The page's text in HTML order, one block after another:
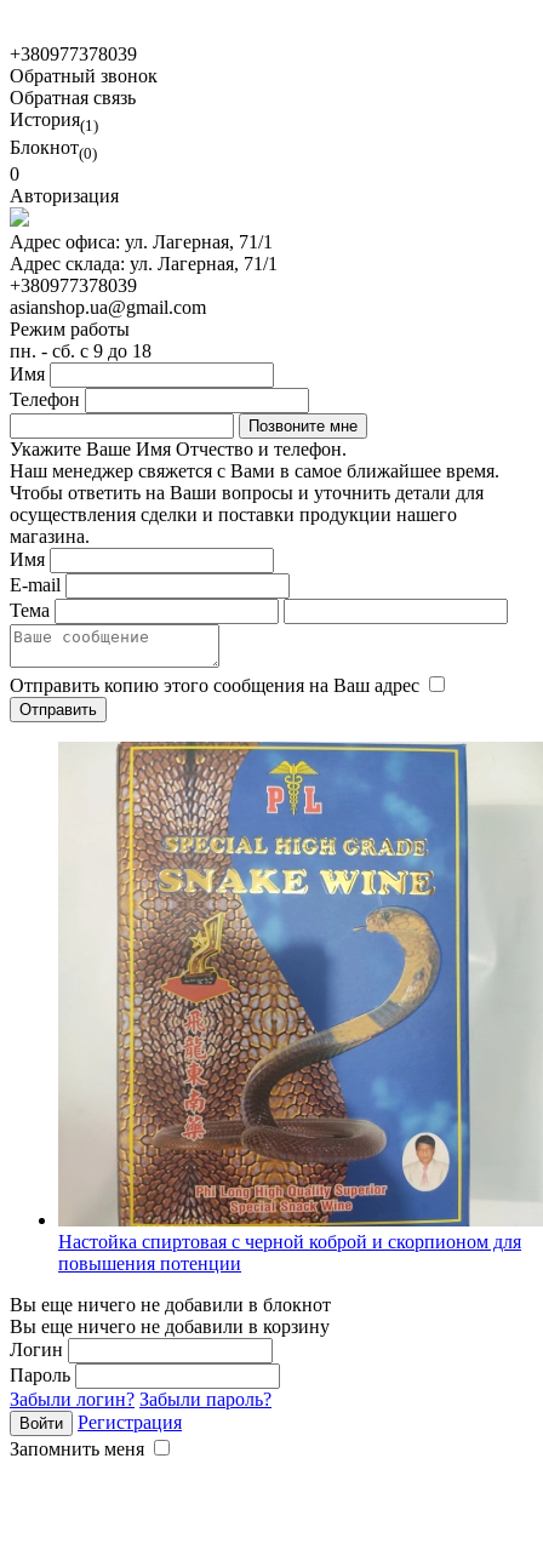
+380977378039
Обратный звонок
Обратная связь
История(1)
Блокнот(0)
0
Авторизация
Адрес офиса: ул. Лагерная, 71/1
Адрес склада: ул. Лагерная, 71/1
+380977378039
asianshop.ua@gmail.com
Режим работы
пн. - сб. с 9 до 18
Имя
Телефон
Укажите Ваше Имя Отчество и телефон.
Наш менеджер свяжется с Вами в самое ближайшее время.
Чтобы ответить на Ваши вопросы и уточнить детали для
осуществления сделки и поставки продукции нашего
магазина.
Имя
E-mail
Тема
Отправить копию этого сообщения на Ваш адрес
Настойка спиртовая с черной коброй и скорпионом для
повышения потенции
Вы еще ничего не добавили в блокнот
Вы еще ничего не добавили в корзину
Логин
Пароль
Забыли логин? Забыли пароль?
Регистрация
Запомнить меня